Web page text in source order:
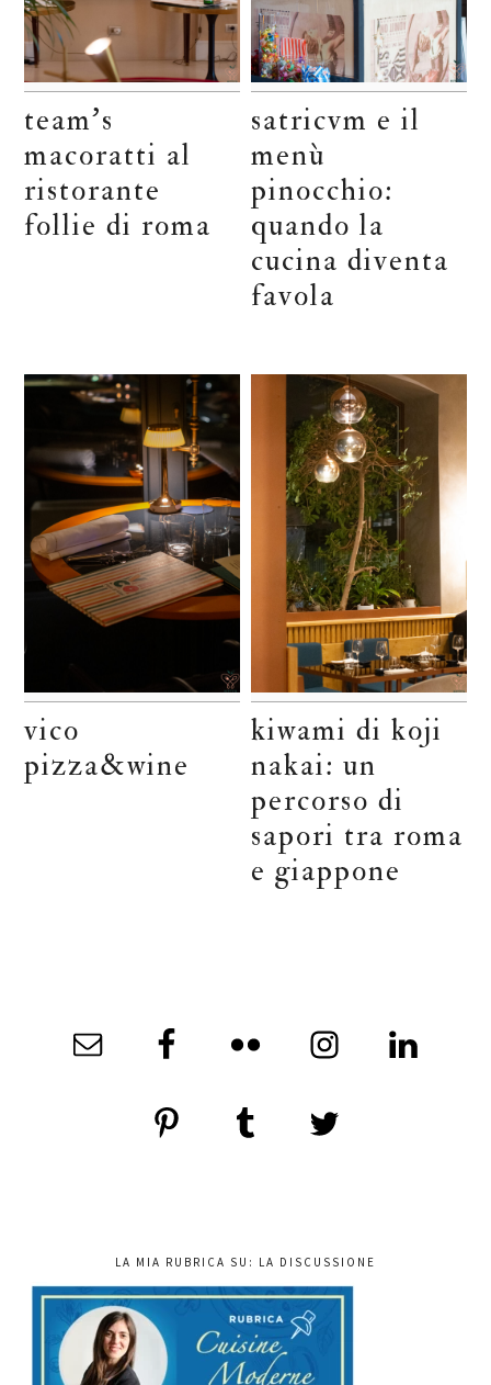
team’s
macoratti al
ristorante
follie di roma
satricvm e il
menù
pinocchio:
quando la
cucina diventa
favola
vico
pizza&wine
kiwami di koji
nakai: un
percorso di
sapori tra roma
e giappone
LA MIA RUBRICA SU: LA DISCUSSIONE